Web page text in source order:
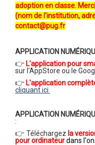
adoption en classe.
(nom de l'institution,
contact@pug.fr
APPLICATION
👉 L'application pour
sur l'AppStore ou le
👉 L'application
cliquant ici
APPLICATION
:
👉 Téléchargez la
pour ordinateurdans